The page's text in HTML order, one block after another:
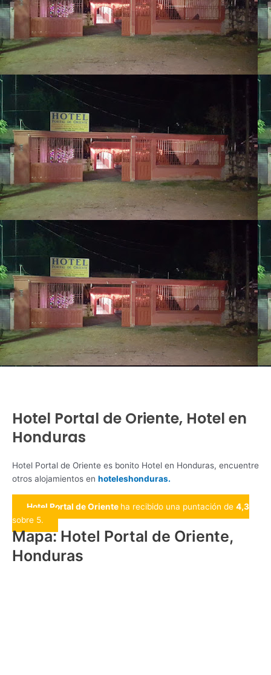
Hotel Portal de Oriente, Hotel en
Honduras
Hotel Portal de Oriente es bonito Hotel en Honduras, encuentre
otros alojamientos en hoteleshonduras.
Hotel Portal de Oriente ha recibido una puntación de 4,3
sobre 5.
Mapa: Hotel Portal de Oriente,
Honduras